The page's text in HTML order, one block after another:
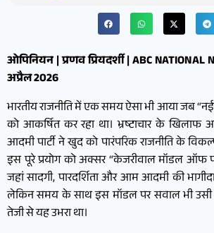
ओपिनियन | प्रणव प्रियदर्शी | ABC NATIONAL
अप्रैल 2026
भारतीय राजनीति में एक समय ऐसा भी आया जब “नई
को आकर्षित कर रहा था। भ्रष्टाचार के
आदमी पार्टी ने खुद को पारंपरिक राजनीति के
इस पूरे प्रयोग को अक्सर “केजरीवाल मॉडल ऑफ
जहां सादगी, पारदर्शिता और आम आदमी की
लेकिन समय के साथ इस मॉडल पर सवाल भी
तेजी से यह उभरा था।